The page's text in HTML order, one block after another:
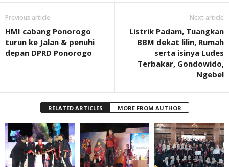
Previous article
HMI cabang Ponorogo
turun ke Jalan & penuhi
depan DPRD Ponorogo
Next article
Listrik Padam, Tuangkan
BBM dekat lilin, Rumah
serta isinya Ludes
Terbakar, Gondowido,
Ngebel
RELATED ARTICLES MORE FROM AUTHOR